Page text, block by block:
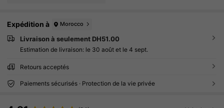
Expédition à Morocco
Livraison à seulement DH51.00
Estimation de livraison: le 30 août et le 4 sept.
Retours acceptés
Paiements sécurisés · Protection de la vie privée